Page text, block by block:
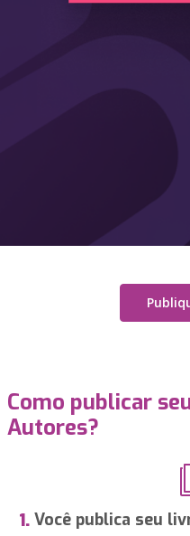
Como publicar
Autores?
1.Você publica seu